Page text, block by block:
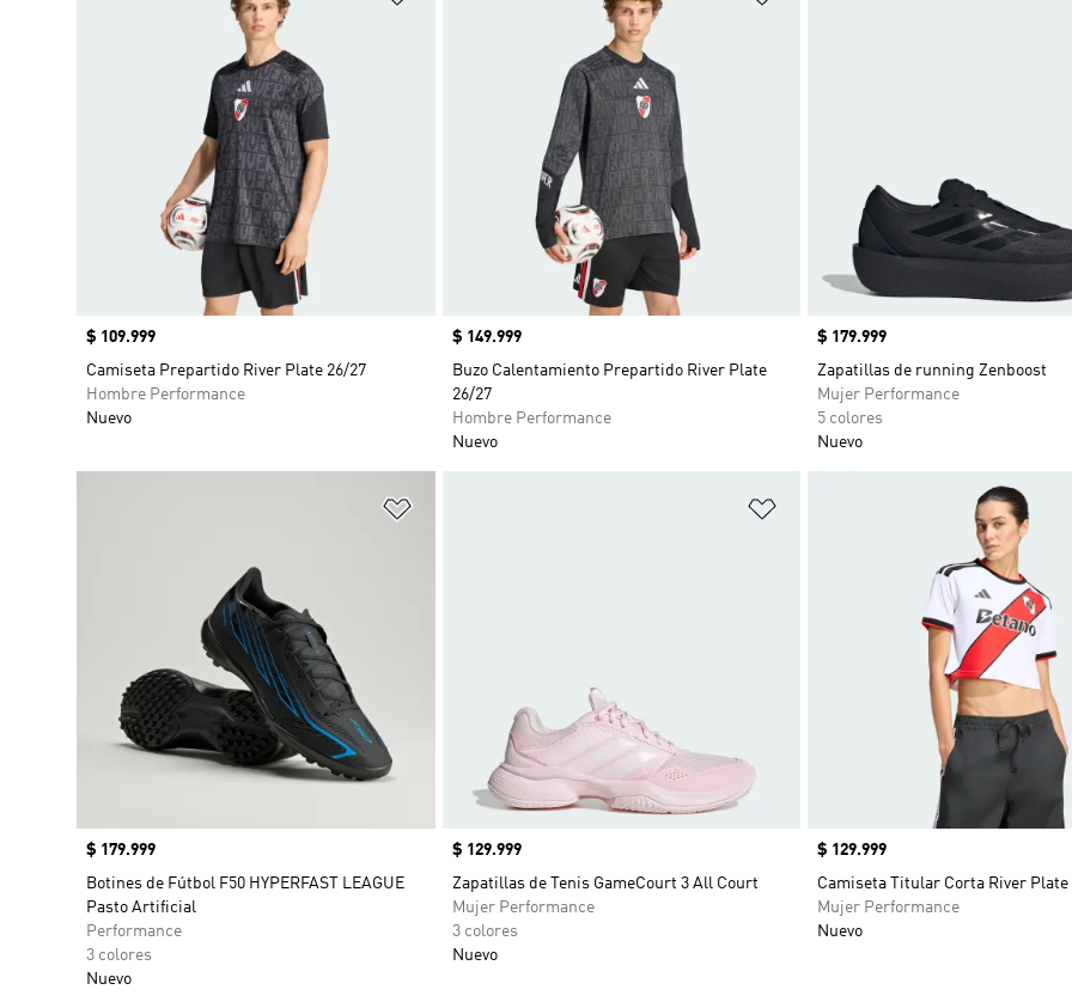
Precio
$ 109.999
Camiseta Prepartido River Plate 26/27
Hombre Performance
Nuevo
Precio
$ 149.999
Buzo Calentamiento Prepartido River Plate
26/27
Hombre Performance
Nuevo
Precio
$ 179.999
Zapatillas de running Zenboost
Mujer Performance
5 colores
Nuevo
Precio
$ 179.999
Botines de Fútbol F50 HYPERFAST LEAGUE
Pasto Artificial
Performance
3 colores
Nuevo
Añadir a la lista de deseos
Precio
$ 129.999
Zapatillas de Tenis GameCourt 3 All Court
Mujer Performance
3 colores
Nuevo
Precio
$ 129.999
Camiseta Titular Corta River Plate
Mujer Performance
Nuevo